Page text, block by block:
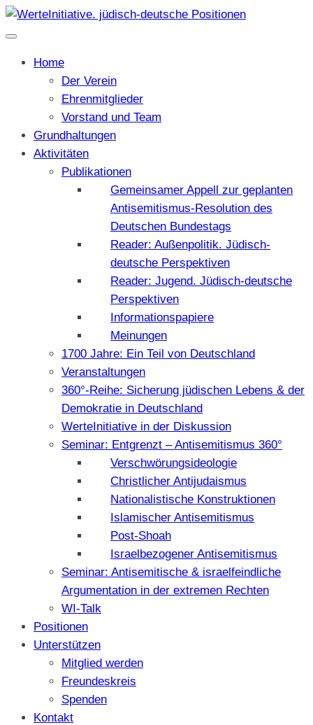
Home
Der Verein
Ehrenmitglieder
Vorstand und Team
Grundhaltungen
Aktivitäten
Publikationen
Gemeinsamer Appell zur geplanten
Antisemitismus-Resolution des
Deutschen Bundestags
Reader: Außenpolitik. Jüdisch-
deutsche Perspektiven
Reader: Jugend. Jüdisch-deutsche
Perspektiven
Informationspapiere
Meinungen
1700 Jahre: Ein Teil von Deutschland
Veranstaltungen
360°-Reihe: Sicherung jüdischen Lebens & der
Demokratie in Deutschland
WerteInitiative in der Diskussion
Seminar: Entgrenzt – Antisemitismus 360°
Verschwörungsideologie
Christlicher Antijudaismus
Nationalistische Konstruktionen
Islamischer Antisemitismus
Post-Shoah
Israelbezogener Antisemitismus
Seminar: Antisemitische & israelfeindliche
Argumentation in der extremen Rechten
WI-Talk
Positionen
Unterstützen
Mitglied werden
Freundeskreis
Spenden
Kontakt